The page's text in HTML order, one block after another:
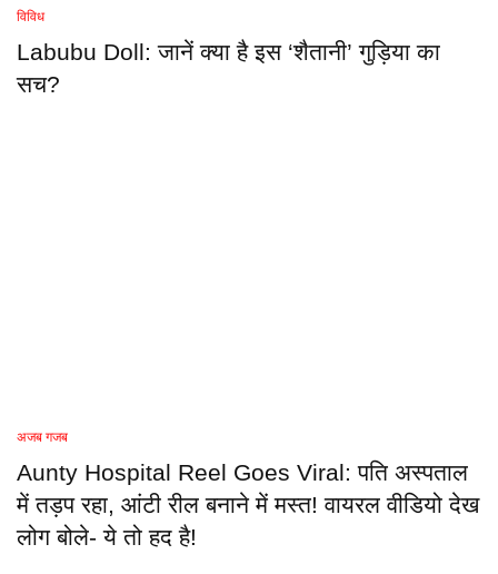
विविध
Labubu Doll: जानें क्या है इस ‘शैतानी’ गुड़िया का
सच?
अजब गजब
Aunty Hospital Reel Goes Viral: पति अस्पताल
में तड़प रहा, आंटी रील बनाने में मस्त! वायरल वीडियो देख
लोग बोले- ये तो हद है!